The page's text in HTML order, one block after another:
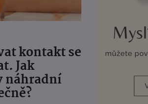
kontakt se
Jak
náhradní